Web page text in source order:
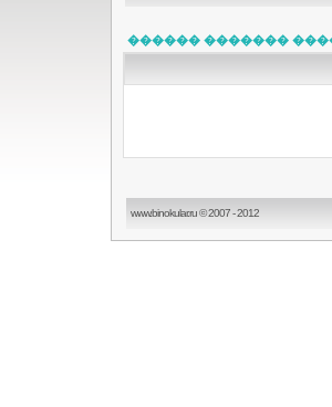
������ �������
www.binokular.ru © 2007 - 2012